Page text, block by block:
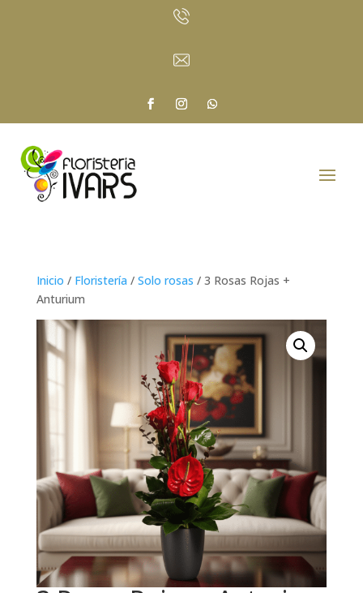
Inicio / Floristería / Solo rosas / 3 Rosas Rojas +
Anturium